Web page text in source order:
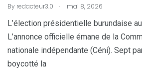
By redacteur3.0 . mai 8, 2026
L’élection présidentielle burundaise
L’annonce officielle émane de la
nationale indépendante (Céni). Sept
boycotté la